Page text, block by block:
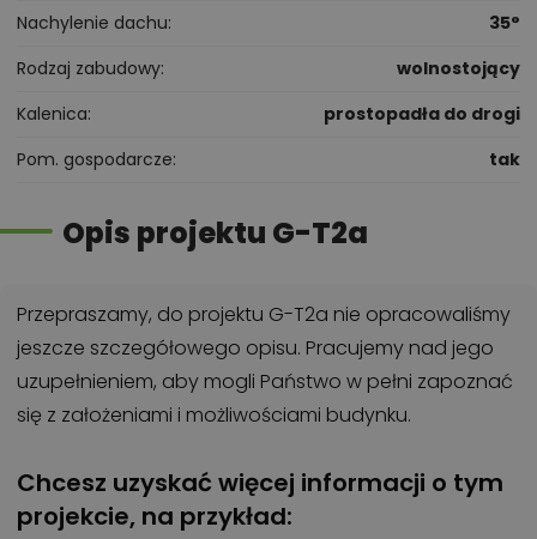
Nachylenie dachu
35°
Rodzaj zabudowy
wolnostojący
Kalenica
prostopadła do drogi
Pom. gospodarcze
tak
Opis projektu G-T2a
Przepraszamy, do projektu G-T2a nie opracowaliśmy
jeszcze szczegółowego opisu. Pracujemy nad jego
uzupełnieniem, aby mogli Państwo w pełni zapoznać
się z założeniami i możliwościami budynku.
Chcesz uzyskać więcej informacji o tym
projekcie, na przykład: